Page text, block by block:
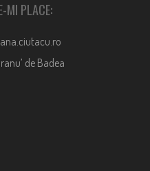
MI PLACE:
de Badea